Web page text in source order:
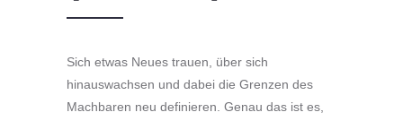
Sich etwas Neues trauen, über sich
hinauswachsen und dabei die Grenzen des
Machbaren neu definieren. Genau das ist es,